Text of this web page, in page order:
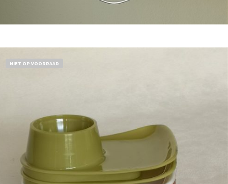
NIET OP VOORRAAD